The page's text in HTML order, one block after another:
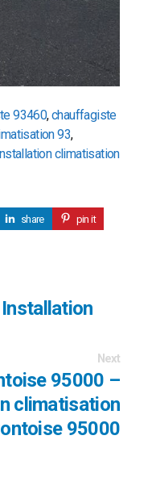
93460,chauffagiste
93,
climatisation
share
pin it
Next
95000 –
climatisation
95000